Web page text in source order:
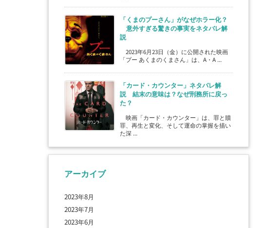
「くまのプーさん」がなぜホラー化？
意外すぎる驚きの事実をネタバレ解
説
2023年6月23日（金）に公開された映画
「プー あくまのくまさん」は、A・A ...
「カード・カウンター」ネタバレ解
説 結末の意味は？なぜ刑務所に戻っ
た？
映画「カード・カウンター」は、罪と贖
罪、再生と変化、そして運命の掌握を描い
た深 ...
アーカイブ
2023年8月
2023年7月
2023年6月